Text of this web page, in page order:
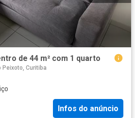
de 44 m² com 1 quarto
Peixoto, Curitiba
Infos do anúncio